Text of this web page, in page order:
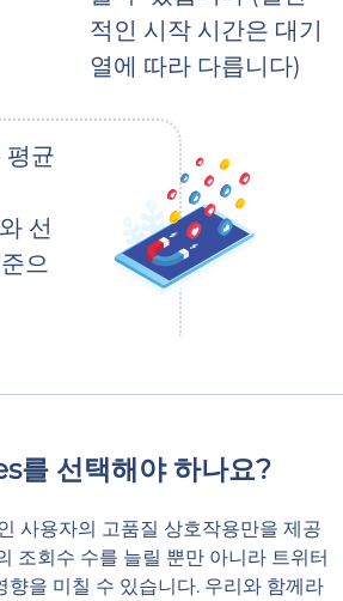
적인 시작 시간은 대기
열에 따라 다릅니다)
평균
선
으
를 선택해야 하나요?
사용자의 고품질 상호작용만을 제공
조회수 수를 늘릴 뿐만 아니라 트위터
향을 미칠 수 있습니다. 우리와 함께라